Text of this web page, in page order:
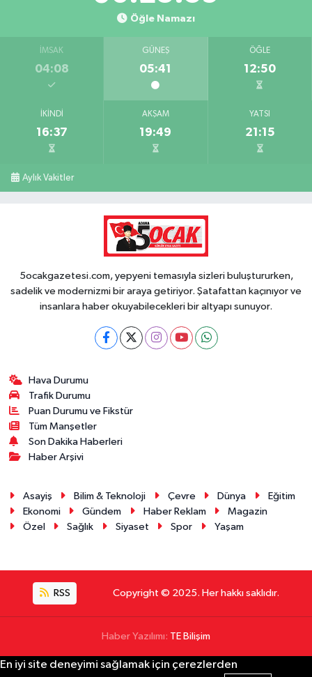
Öğle Namazı
İMSAK
04:08
GÜNEŞ
05:41
ÖĞLE
12:50
İKINDI
16:37
AKŞAM
19:49
YATSI
21:15
Aylık Vakitler
5ocakgazetesi.com, yepyeni temasıyla sizleri buluştururken,
sadelik ve modernizmi bir araya getiriyor. Şatafattan kaçınıyor ve
insanlara haber okuyabilecekleri bir altyapı sunuyor.
Hava Durumu
Trafik Durumu
Puan Durumu ve Fikstür
Tüm Manşetler
Son Dakika Haberleri
Haber Arşivi
Asayiş Bilim & Teknoloji Çevre Dünya
Eğitim
Ekonomi
Gündem Haber Reklam
Magazin
Özel
Sağlık Siyaset Spor Yaşam
RSS Copyright © 2025. Her hakkı saklıdır.
Haber Yazılımı: TE Bilişim
En iyi site deneyimi sağlamak için çerezlerden